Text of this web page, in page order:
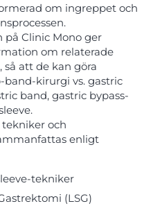
om ingreppet och
på Clinic Mono ger
om relaterade
att de kan göra
kirurgi vs. gastric
band, gastric bypass-
tekniker och
enligt
tekniker
(LSG)